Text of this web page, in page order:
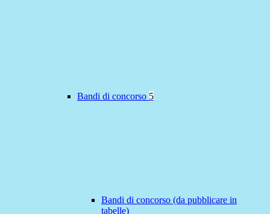
Bandi di concorso 5
Bandi di concorso (da pubblicare in
tabelle)